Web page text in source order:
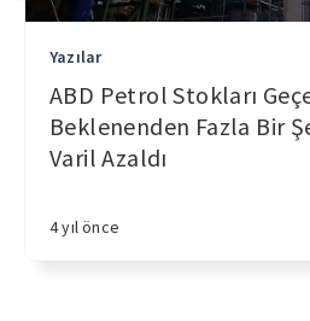
Yazılar
ABD Petrol Stokları
Beklenenden Fazla Bir
Varil Azaldı
4 yıl önce